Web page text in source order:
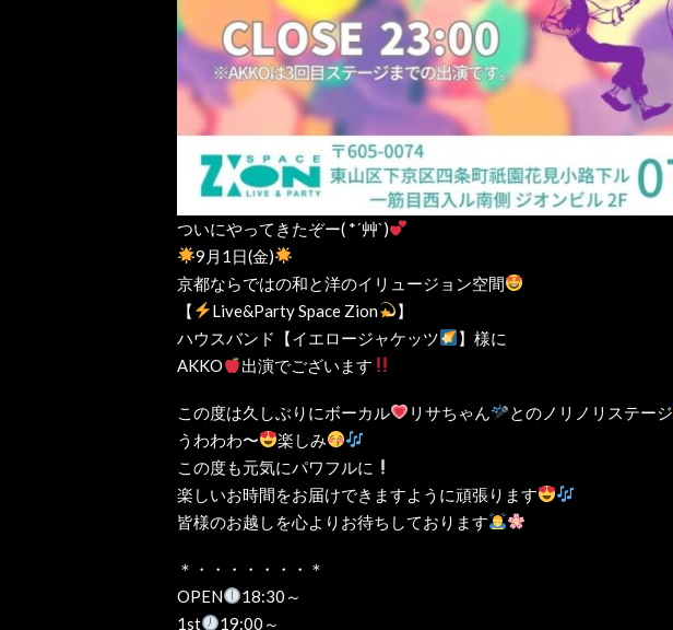
ついにやってきたぞー( *´艸`)
9月1日(金)
京都ならではの和と洋のイリュージョン空間
【
Live&Party Space Zion
】
ハウスバンド【イエロージャケッツ
】様に
AKKO
出演でございます
この度は久しぶりにボーカル リサちゃん
とのノリノリステージ
うわわわ〜
楽しみ
この度も元気にパワフルに
楽しいお時間をお届けできますように頑張ります
皆様のお越しを心よりお待ちしております
＊・・・・・・・＊
OPEN
18:30～
1st
19:00～